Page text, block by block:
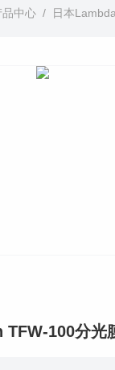
品中心 / 日本
100分光